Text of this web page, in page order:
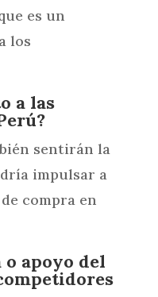
es un
los
a las
sentirán la
impulsar a
compra en
o apoyo del